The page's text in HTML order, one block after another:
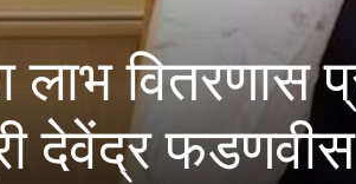
जिल्हा